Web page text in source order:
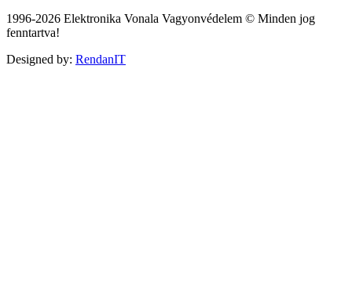
1996-2026 Elektronika Vonala Vagyonvédelem © Minden jog
fenntartva!
Designed by: RendanIT